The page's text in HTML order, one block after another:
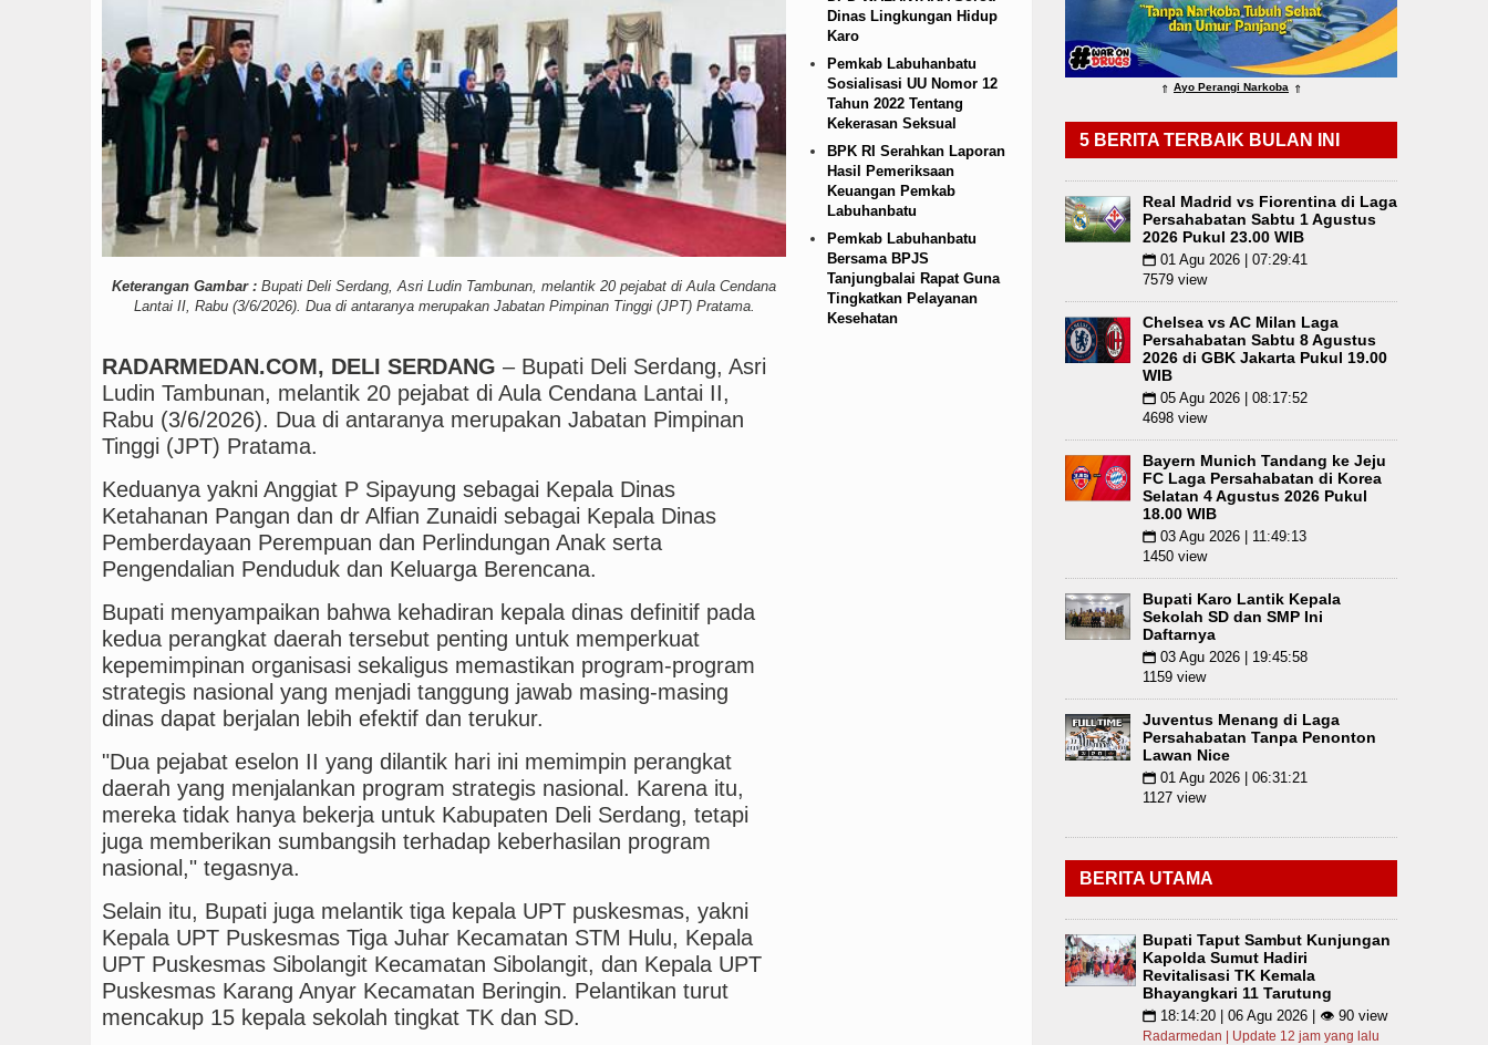
Bupati Toba Lantik 39 Pejabat, Tekankan Integritas dan Inovasi Pelayanan Publik LGB Minus T dan Q Sebagai Orientasi
Keterangan Gambar : Bupati Deli Serdang, Asri Ludin Tambunan, melantik 20 pejabat di Aula Cendana
Lantai II, Rabu (3/6/2026). Dua di antaranya merupakan Jabatan Pimpinan Tinggi (JPT) Pratama.
RADARMEDAN.COM, DELI SERDANG – Bupati Deli Serdang, Asri
Ludin Tambunan, melantik 20 pejabat di Aula Cendana Lantai II,
Rabu (3/6/2026). Dua di antaranya merupakan Jabatan Pimpinan
Tinggi (JPT) Pratama.
Keduanya yakni Anggiat P Sipayung sebagai Kepala Dinas
Ketahanan Pangan dan dr Alfian Zunaidi sebagai Kepala Dinas
Pemberdayaan Perempuan dan Perlindungan Anak serta
Pengendalian Penduduk dan Keluarga Berencana.
Bupati menyampaikan bahwa kehadiran kepala dinas definitif pada
kedua perangkat daerah tersebut penting untuk memperkuat
kepemimpinan organisasi sekaligus memastikan program-program
strategis nasional yang menjadi tanggung jawab masing-masing
dinas dapat berjalan lebih efektif dan terukur.
"Dua pejabat eselon II yang dilantik hari ini memimpin perangkat
daerah yang menjalankan program strategis nasional. Karena itu,
mereka tidak hanya bekerja untuk Kabupaten Deli Serdang, tetapi
juga memberikan sumbangsih terhadap keberhasilan program
nasional," tegasnya.
Selain itu, Bupati juga melantik tiga kepala UPT puskesmas, yakni
Kepala UPT Puskesmas Tiga Juhar Kecamatan STM Hulu, Kepala
UPT Puskesmas Sibolangit Kecamatan Sibolangit, dan Kepala UPT
Puskesmas Karang Anyar Kecamatan Beringin. Pelantikan turut
mencakup 15 kepala sekolah tingkat TK dan SD.
Dinas Lingkungan Hidup
Karo
Pemkab Labuhanbatu
Sosialisasi UU Nomor 12
Tahun 2022 Tentang
Kekerasan Seksual
BPK RI Serahkan Laporan
Hasil Pemeriksaan
Keuangan Pemkab
Labuhanbatu
Pemkab Labuhanbatu
Bersama BPJS
Tanjungbalai Rapat Guna
Tingkatkan Pelayanan
Kesehatan
⇑ Ayo Perangi Narkoba ⇑
5 BERITA TERBAIK BULAN INI
Real Madrid vs Fiorentina di Laga
Persahabatan Sabtu 1 Agustus
2026 Pukul 23.00 WIB
📅 01 Agu 2026 | 07:29:41
7579 view
Chelsea vs AC Milan Laga
Persahabatan Sabtu 8 Agustus
2026 di GBK Jakarta Pukul 19.00
WIB
📅 05 Agu 2026 | 08:17:52
4698 view
Bayern Munich Tandang ke Jeju
FC Laga Persahabatan di Korea
Selatan 4 Agustus 2026 Pukul
18.00 WIB
📅 03 Agu 2026 | 11:49:13
1450 view
Bupati Karo Lantik Kepala
Sekolah SD dan SMP Ini
Daftarnya
📅 03 Agu 2026 | 19:45:58
1159 view
Juventus Menang di Laga
Persahabatan Tanpa Penonton
Lawan Nice
📅 01 Agu 2026 | 06:31:21
1127 view
BERITA UTAMA
Bupati Taput Sambut Kunjungan
Kapolda Sumut Hadiri
Revitalisasi TK Kemala
Bhayangkari 11 Tarutung
📅 18:14:20 | 06 Agu 2026 | 👁 90 view
Radarmedan | Update 12 jam yang lalu